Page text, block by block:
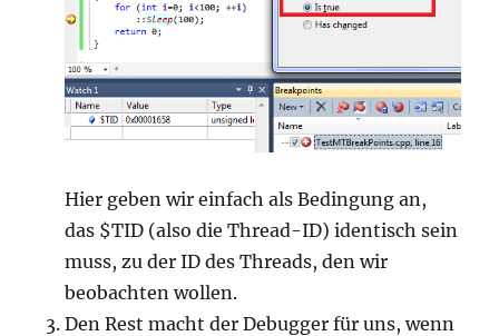
Hier geben wir einfach als Bedingung an,
das $TID (also die Thread-ID) identisch sein
muss, zu der ID des Threads, den wir
beobachten wollen.
Den Rest macht der Debugger für uns, wenn